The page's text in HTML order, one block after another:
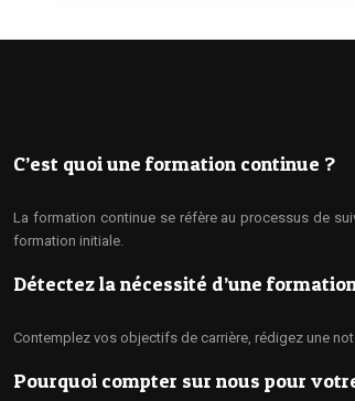
C’est quoi une formation continue ?
La formation continue se réfère au processus de
formation initiale.
Détectez la nécessité d’une
Contemplez vos objectifs de carrière, rédigez une
Pourquoi compter sur nous pour